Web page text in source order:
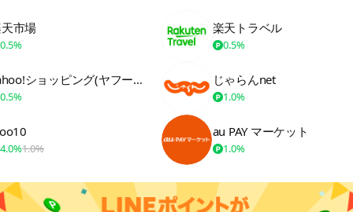
市場
0.5%
Yahoo!ショッピング(ヤフーショッピング)
0.5%
4.0%1.0%
楽天トラベル
0.5%
じゃらんnet
1.0%
au PAY マーケット
1.0%